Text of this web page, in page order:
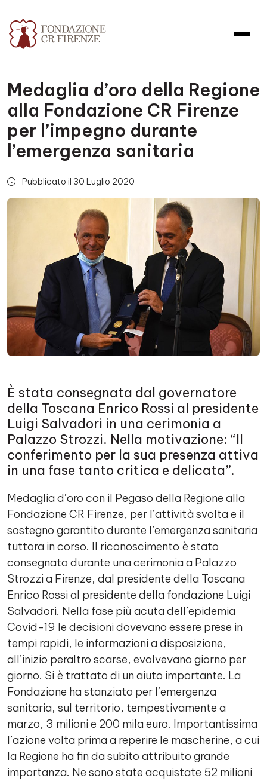
Medaglia d’oro della Regione
alla Fondazione CR Firenze
per l’impegno durante
l’emergenza sanitaria
Pubblicato il 30 Luglio 2020
È stata consegnata dal governatore
della Toscana Enrico Rossi al presidente
Luigi Salvadori in una cerimonia a
Palazzo Strozzi. Nella motivazione: “Il
conferimento per la sua presenza attiva
in una fase tanto critica e delicata”.
Medaglia d’oro con il Pegaso della Regione alla
Fondazione CR Firenze, per l’attività svolta e il
sostegno garantito durante l’emergenza sanitaria
tuttora in corso. Il riconoscimento è stato
consegnato durante una cerimonia a Palazzo
Strozzi a Firenze, dal presidente della Toscana
Enrico Rossi al presidente della fondazione Luigi
Salvadori. Nella fase più acuta dell’epidemia
Covid-19 le decisioni dovevano essere prese in
tempi rapidi, le informazioni a disposizione,
all’inizio peraltro scarse, evolvevano giorno per
giorno. Si è trattato di un aiuto importante. La
Fondazione ha stanziato per l’emergenza
sanitaria, sul territorio, tempestivamente a
marzo, 3 milioni e 200 mila euro. Importantissima
l’azione volta prima a reperire le mascherine, a cui
la Regione ha fin da subito attribuito grande
importanza. Ne sono state acquistate 52 milioni